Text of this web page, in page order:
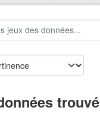
trouvé